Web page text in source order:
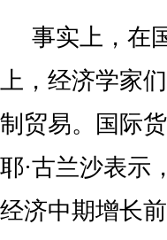
事实上，在
上，经济学家
制贸易。国际
耶·古兰沙表示
经济中期增长